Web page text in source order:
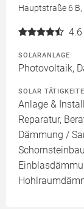
Hauptstraße 6
4.6
SOLARANLAGE
Photovoltaik,
SOLAR
Anlage &
Reparatur,
Dämmung /